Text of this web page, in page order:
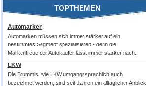
TOPTHEMEN
Automarken
Automarken müssen sich immer stärker auf ein
bestimmtes Segment spezialisieren - denn die
Markentreue der Autokäufer lässt immer stärker nach.
LKW
Die Brummis, wie LKW umgangssprachlich auch
bezeichnet werden, sind seit Jahren ein alltäglicher Anblick